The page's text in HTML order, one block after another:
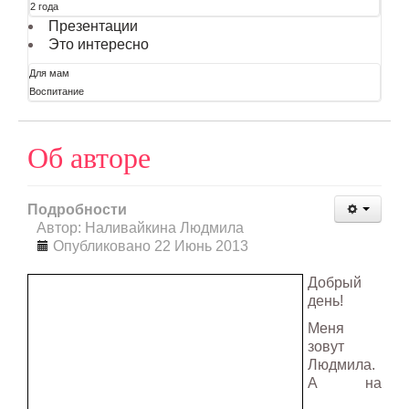
2 года
Презентации
Это интересно
Для мам
Воспитание
Об авторе
Подробности
Автор: Наливайкина Людмила
Опубликовано 22 Июнь 2013
Добрый
день!
Меня
зовут
Людмила.
А на